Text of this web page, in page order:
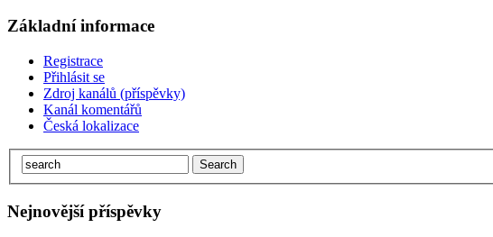
Základní informace
Registrace
Přihlásit se
Zdroj kanálů (příspěvky)
Kanál komentářů
Česká lokalizace
Nejnovější příspěvky